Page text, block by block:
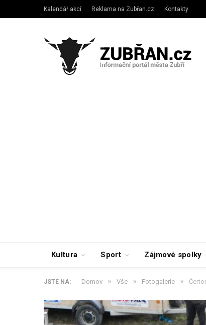
Kalendář akcí Reklama na Zubřan.cz Kontakty
Kultura Sport Zájmové spolky
JSTE NA: Domov » Vše » Fotogalerie »